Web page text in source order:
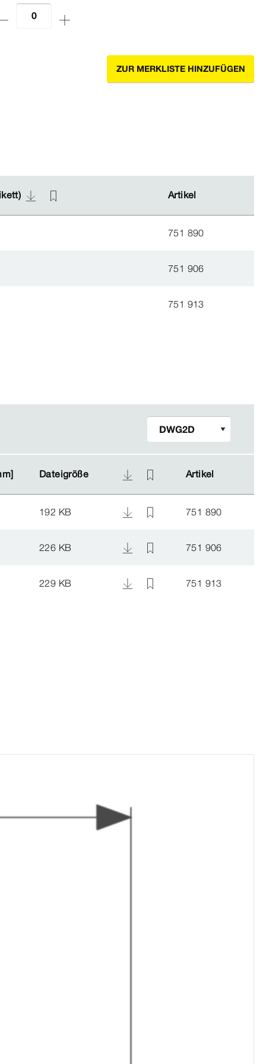
ZUR MERKLISTE HINZUFÜGEN
Artikel
Artikel
751 890
751 906
751 913
Dateigröße Artikel
Dateigröße Artikel
192 KB 751 890
226 KB 751 906
229 KB 751 913